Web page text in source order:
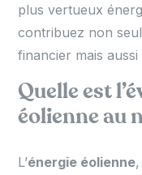
plus vertueux
contribuez non
financier mais
Quelle est
éolienne au
L’énergie éolienne